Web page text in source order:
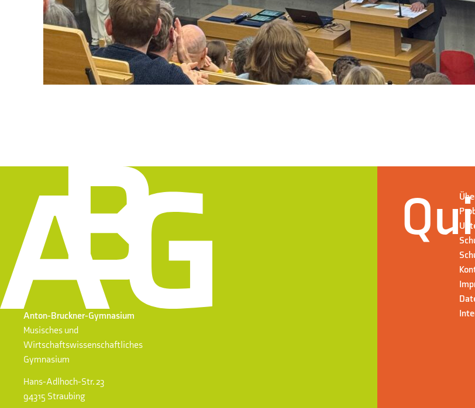
Anton-Bruckner-Gymnasium
Musisches und
Wirtschaftswissenschaftliches
Gymnasium
Hans-Adlhoch-Str. 23
94315 Straubing